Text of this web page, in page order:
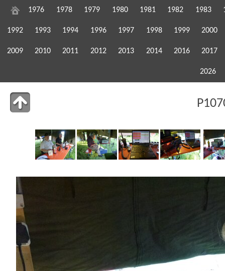
1976 1978 1979 1980 1981 1982 1983
1992 1993 1994 1996 1997 1998 1999 2000
2009 2010 2011 2012 2013 2014 2016 2017
2026